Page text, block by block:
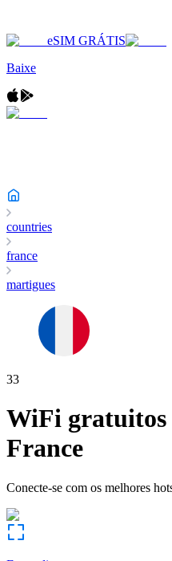
eSIM GRÁTIS
Baixe
countries
france
martigues
33
WiFi gratuitos
France
Conecte-se com os melhores